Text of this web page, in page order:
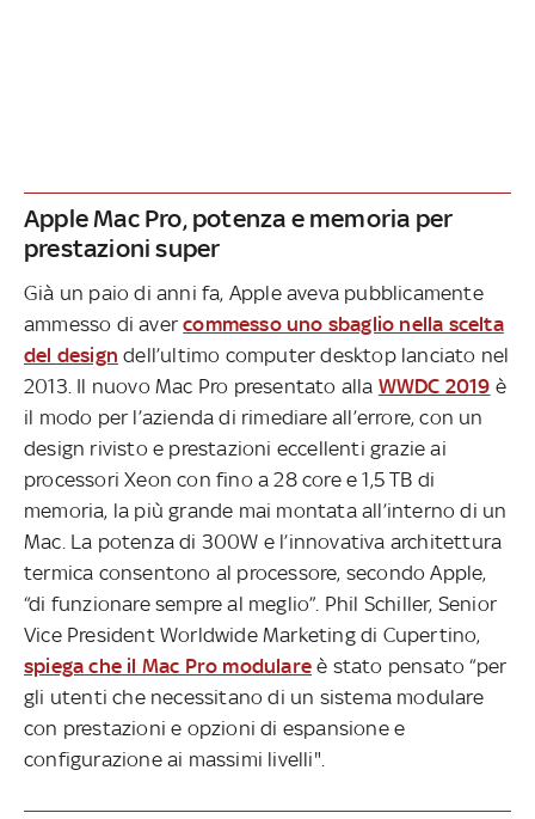
Apple Mac Pro, potenza e memoria per
prestazioni super
Già un paio di anni fa, Apple aveva pubblicamente
ammesso di avercommesso uno sbaglio nella scelta
del design dell’ultimo computer desktop lanciato nel
2013. Il nuovo Mac Pro presentato alla WWDC 2019 è
il modo per l’azienda di rimediare all’errore, con un
design rivisto e prestazioni eccellenti grazie ai
processori Xeon con fino a 28 core e 1,5 TB di
memoria, la più grande mai montata all’interno di un
Mac. La potenza di 300W e l’innovativa architettura
termica consentono al processore, secondo Apple,
“di funzionare sempre al meglio”. Phil Schiller, Senior
Vice President Worldwide Marketing di Cupertino,
spiega che il Mac Pro modulare è stato pensato “per
gli utenti che necessitano di un sistema modulare
con prestazioni e opzioni di espansione e
configurazione ai massimi livelli".